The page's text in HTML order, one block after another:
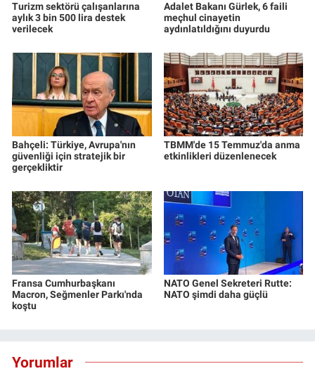
Turizm sektörü çalışanlarına
aylık 3 bin 500 lira destek
verilecek
Adalet Bakanı Gürlek, 6 faili
meçhul cinayetin
aydınlatıldığını duyurdu
Bahçeli: Türkiye, Avrupa'nın
güvenliği için stratejik bir
gerçekliktir
TBMM'de 15 Temmuz'da anma
etkinlikleri düzenlenecek
Fransa Cumhurbaşkanı
Macron, Seğmenler Parkı'nda
koştu
NATO Genel Sekreteri Rutte:
NATO şimdi daha güçlü
Yorumlar